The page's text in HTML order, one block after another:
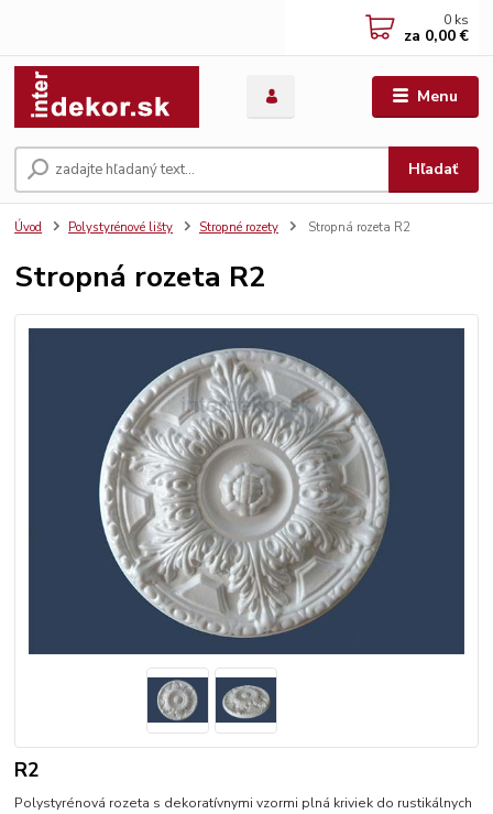
Menu
Hľadať
0 ks
za 0,00 €
Úvod Polystyrénové lišty Stropné rozety Stropná rozeta R2
Stropná rozeta R2
R2
Polystyrénová rozeta s dekoratívnymi vzormi plná kriviek do rustikálnych